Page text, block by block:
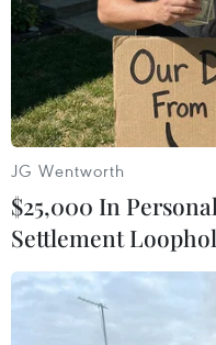
JG Wentworth
$25,000 In
Settlement